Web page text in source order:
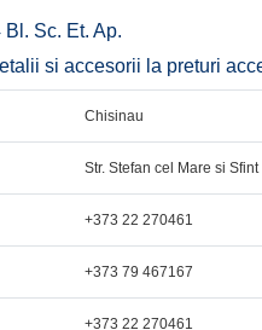
Sc. Et. Ap.
si accesorii la preturi
Chisinau
Str. Stefan cel Mare si Sfint
+373 22 270461
+373 79 467167
+373 22 270461